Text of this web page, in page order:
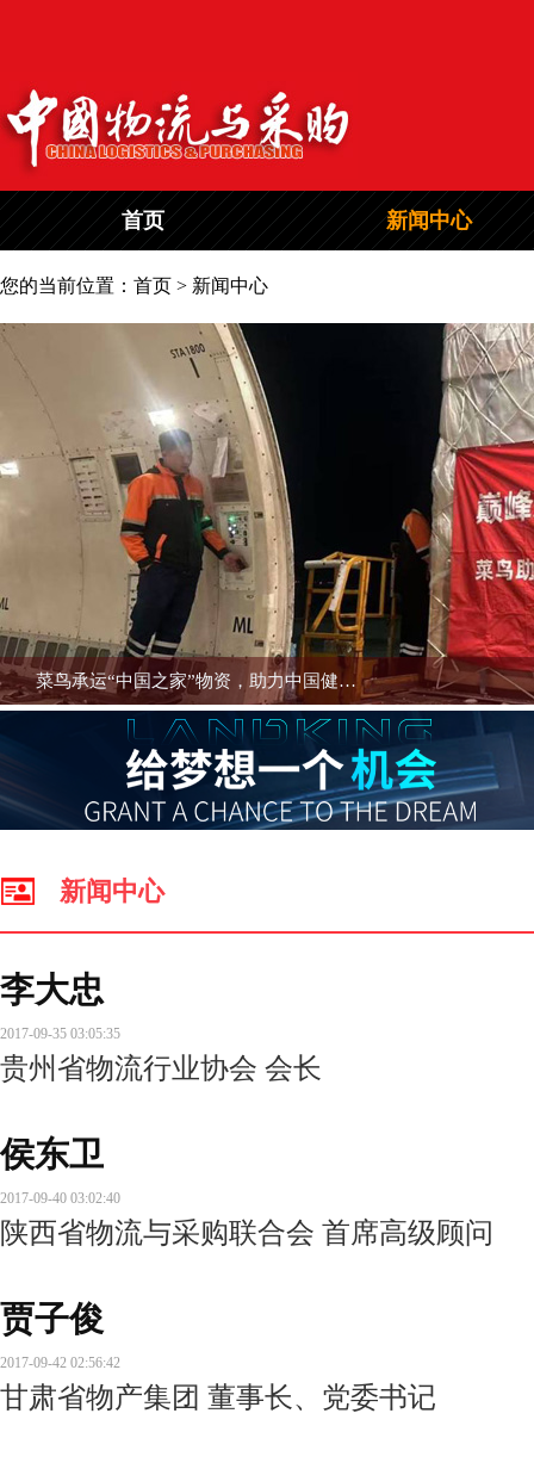
首页 新闻中心
您的当前位置：首页 > 新闻中心
新闻中心
李大忠
2017-09-35 03:05:35
贵州省物流行业协会 会长
侯东卫
2017-09-40 03:02:40
陕西省物流与采购联合会 首席高级顾问
贾子俊
2017-09-42 02:56:42
甘肃省物产集团 董事长、党委书记